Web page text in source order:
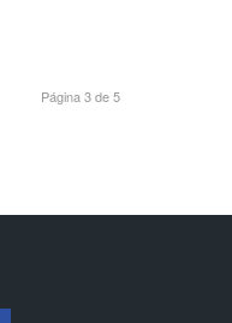
Página 3 de 5